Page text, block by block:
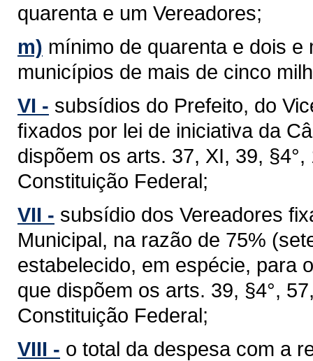
quarenta e um Vereadores;
m) mínimo de quarenta e dois
municípios de mais de cinco
VI - subsídios do Prefeito, do
ﬁxados por lei de iniciativa da
dispõem os arts. 37, XI, 39,
Constituição Federal;
VII - subsídio dos Vereadores
Municipal, na razão de 75%
estabelecido, em espécie, para
que dispõem os arts. 39, §4°,
Constituição Federal;
VIII - o total da despesa com a